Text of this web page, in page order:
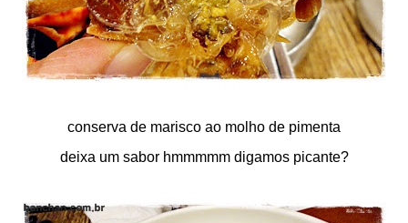
conserva de marisco ao molho de pimenta
deixa um sabor hmmmmm digamos picante?